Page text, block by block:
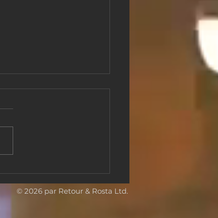
réalise une grande
© 2026 par Retour & Rosta Ltd.